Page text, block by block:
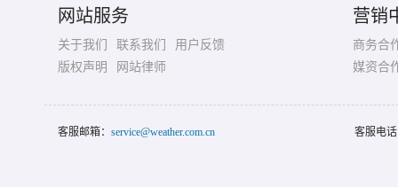
网站服务
关于我们 联系我们
用户反馈
版权声明
网站律师
营销
商务合
媒资合
客服邮箱： service@weather.com.cn 客服电